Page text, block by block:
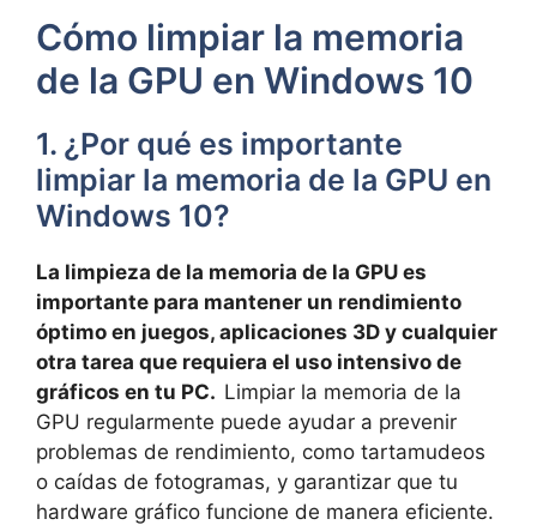
Cómo limpiar la memoria
de‍ la GPU ​en Windows 10
1. ¿Por qué es‌ importante
limpiar‍ la memoria​ de la GPU en
⁢Windows 10?
La limpieza ⁤de la⁤ memoria ⁤de la GPU es
importante para mantener un ​rendimiento
óptimo en juegos, aplicaciones 3D y​ cualquier
otra tarea que requiera⁣ el uso intensivo de
gráficos en ⁣tu PC. ​ Limpiar la memoria‌ de la
GPU regularmente puede ayudar a prevenir
problemas⁣ de rendimiento, ‍como tartamudeos
o caídas de fotogramas,‌ y ‍garantizar⁣ que tu
hardware gráfico‍ funcione de manera eficiente.